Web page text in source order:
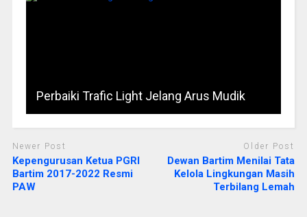
Perbaiki Trafic Light Jelang Arus Mudik
Newer Post
Kepengurusan Ketua PGRI
Bartim 2017-2022 Resmi
PAW
Older Post
Dewan Bartim Menilai Tata
Kelola Lingkungan Masih
Terbilang Lemah